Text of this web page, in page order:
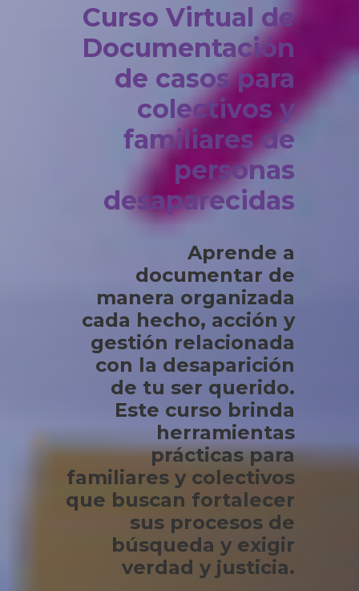
Curso Virtual de
Documentación
de casos para
colectivos y
familiares de
personas
desaparecidas
Aprende a
documentar de
manera organizada
cada hecho, acción y
gestión relacionada
con la desaparición
de tu ser querido.
Este curso brinda
herramientas
prácticas para
familiares y colectivos
que buscan fortalecer
sus procesos de
búsqueda y exigir
verdad y justicia.